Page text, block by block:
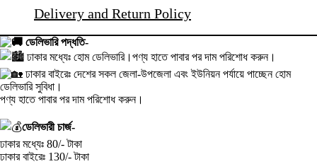
Delivery and Return Policy
ডেলিভারি পদ্ধতি-
ঢাকার মধ্যেঃ হোম ডেলিভারি।পণ্য হাতে পাবার পর দাম পরিশোধ করুন।
ঢাকার বাইরেঃ দেশের সকল জেলা-উপজেলা এবং ইউনিয়ন পর্যায়ে পাচ্ছেন হোম
ডেলিভারি সুবিধা।
পণ্য হাতে পাবার পর দাম পরিশোধ করুন।
ডেলিভারী চার্জ-
ঢাকার মধ্যেঃ 80/- টাকা
ঢাকার বাইরেঃ 130/- টাকা